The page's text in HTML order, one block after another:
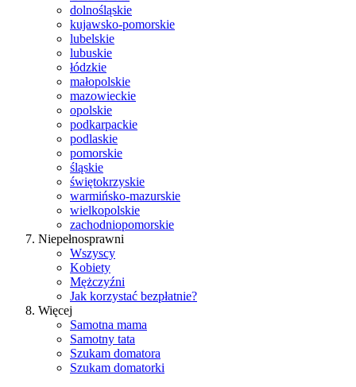
dolnośląskie
kujawsko-pomorskie
lubelskie
lubuskie
łódzkie
małopolskie
mazowieckie
opolskie
podkarpackie
podlaskie
pomorskie
śląskie
świętokrzyskie
warmińsko-mazurskie
wielkopolskie
zachodniopomorskie
Niepełnosprawni
Wszyscy
Kobiety
Mężczyźni
Jak korzystać bezpłatnie?
Więcej
Samotna mama
Samotny tata
Szukam domatora
Szukam domatorki